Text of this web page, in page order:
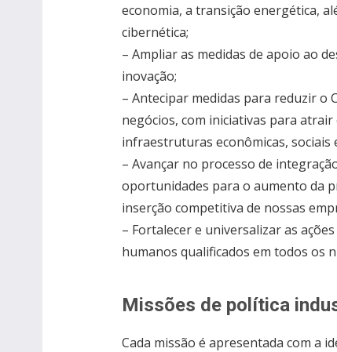
economia, a transição energética,
cibernética;
– Ampliar as medidas de apoio ao
inovação;
– Antecipar medidas para reduzir o
negócios, com iniciativas para
infraestruturas econômicas, sociais
– Avançar no processo de
oportunidades para o aumento da
inserção competitiva de nossas
– Fortalecer e universalizar as
humanos qualificados em todos os
Missões de política
Cada missão é apresentada com a